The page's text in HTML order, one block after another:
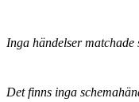
Inga händelser matchade
Det finns inga